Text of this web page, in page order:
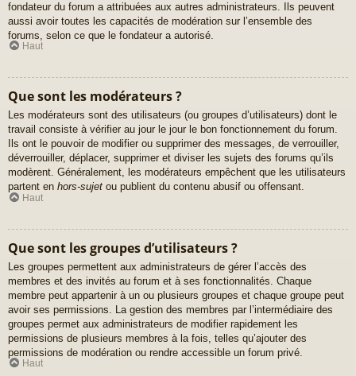
fondateur du forum a attribuées aux autres administrateurs. Ils peuvent
aussi avoir toutes les capacités de modération sur l’ensemble des
forums, selon ce que le fondateur a autorisé.
Haut
Que sont les modérateurs ?
Les modérateurs sont des utilisateurs (ou groupes d’utilisateurs) dont le
travail consiste à vérifier au jour le jour le bon fonctionnement du forum.
Ils ont le pouvoir de modifier ou supprimer des messages, de verrouiller,
déverrouiller, déplacer, supprimer et diviser les sujets des forums qu’ils
modèrent. Généralement, les modérateurs empêchent que les utilisateurs
partent en hors-sujet ou publient du contenu abusif ou offensant.
Haut
Que sont les groupes d’utilisateurs ?
Les groupes permettent aux administrateurs de gérer l’accès des
membres et des invités au forum et à ses fonctionnalités. Chaque
membre peut appartenir à un ou plusieurs groupes et chaque groupe peut
avoir ses permissions. La gestion des membres par l’intermédiaire des
groupes permet aux administrateurs de modifier rapidement les
permissions de plusieurs membres à la fois, telles qu’ajouter des
permissions de modération ou rendre accessible un forum privé.
Haut